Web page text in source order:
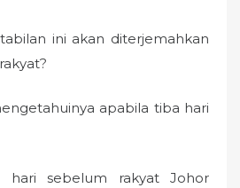
ini akan diterjemahkan
apabila tiba hari
hari sebelum rakyat Johor